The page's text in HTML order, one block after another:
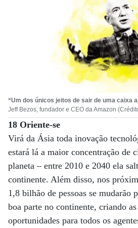
“Um dos únicos jeitos de sair de uma caixa
Jeff Bezos, fundador e CEO da Amazon
18 Oriente-se
Virá da Ásia toda inovação
estará lá a maior concentração de
planeta – entre 2010 e 2040 ela
continente. Além disso, nos
1,8 bilhão de pessoas se mudarão
boa parte no continente, criando
oportunidades para todos os